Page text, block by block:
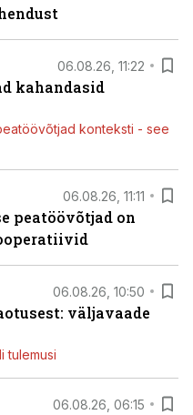
06.08.26, 11:22
kahandasid
konteksti - see
06.08.26, 11:11
peatöövõtjad on
06.08.26, 10:50
väljavaade
tulemusi
06.08.26, 06:15